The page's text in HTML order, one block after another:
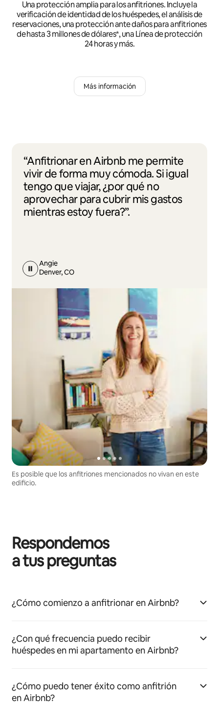
Una protección amplia para los anfitriones. Incluye la
verificación de identidad de los huéspedes, el análisis de
reservaciones, una protección ante daños para anfitriones
de hasta 3 millones de dólares*, una Línea de protección
24 horas y más.
Más información
“Anfitrionar en Airbnb me permite
vivir de forma muy cómoda. Si igual
tengo que viajar, ¿por qué no
aprovechar para cubrir mis gastos
mientras estoy fuera?”.
Angie
Denver, CO
Es posible que los anfitriones mencionados no vivan en este
edificio.
Respondemos
a tus preguntas
¿Cómo comienzo a anfitrionar en Airbnb?
¿Con qué frecuencia puedo recibir
huéspedes en mi apartamento en Airbnb?
¿Cómo puedo tener éxito como anfitrión
en Airbnb?